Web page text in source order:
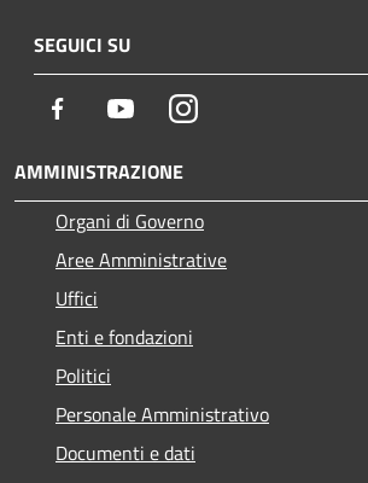
SEGUICI SU
Facebook YoutubeInstagram
AMMINISTRAZIONE
Organi di Governo
Aree Amministrative
Uffici
Enti e fondazioni
Politici
Personale Amministrativo
Documenti e dati